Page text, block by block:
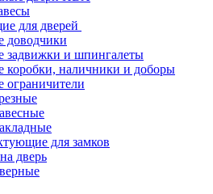
для дверей
доводчики
задвижки и шпингалеты
коробки, наличники и доборы
ограничители
для замков
дверь